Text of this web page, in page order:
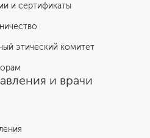
и сертификаты
этический комитет
и врачи